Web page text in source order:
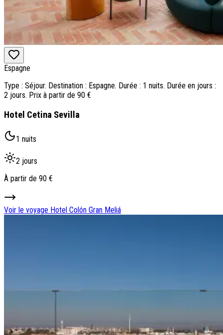
Espagne
Type : Séjour. Destination : Espagne. Durée : 1 nuits. Durée en jours :
2 jours. Prix à partir de 90 €
Hotel Cetina Sevilla
1 nuits
2 jours
À partir de 90 €
Voir le voyage Hotel Colón Gran Meliá